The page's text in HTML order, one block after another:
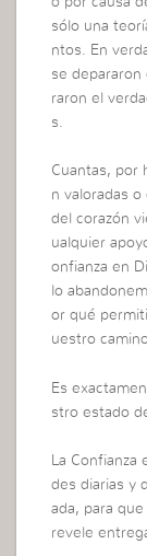
sólo una
ntos. En
se
raron el
s.
Cuantas, por
n valoradas
del corazón
ualquier
onfianza en
lo
or qué
uestro
Es
stro estado
La Confianza
des diarias y
ada, para
revele